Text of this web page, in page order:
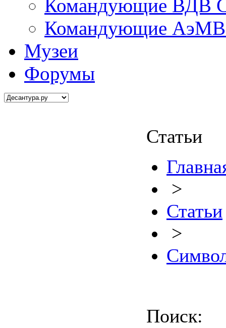
Командующие ВДВ
Командующие АэМВ
Музеи
Форумы
Статьи
>
Статьи
>
Поиск: